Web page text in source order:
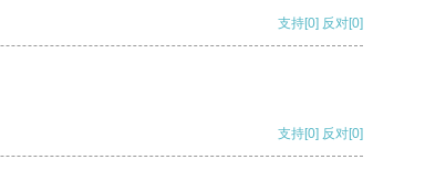
支持[0] 反对[0]
支持[0] 反对[0]